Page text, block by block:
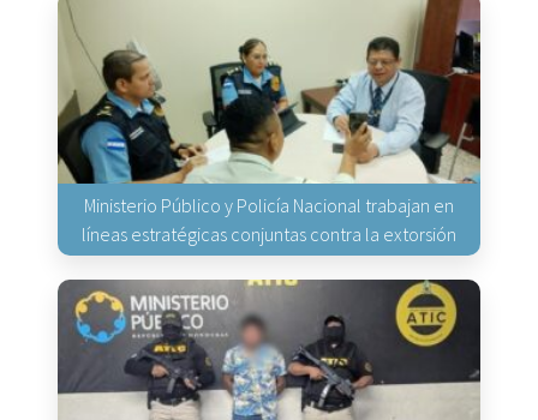
Ministerio Público y Policía Nacional trabajan en
líneas estratégicas conjuntas contra la extorsión